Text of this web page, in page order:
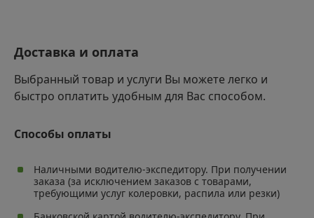
Доставка и оплата
Выбранный товар и услуги Вы можете легко и
быстро оплатить удобным для Вас способом.
Способы оплаты
Наличными водителю-экспедитору. При получении
заказа (за исключением заказов с товарами,
требующими услуг колеровки, распила или резки)